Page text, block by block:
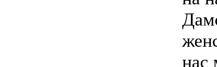
нас